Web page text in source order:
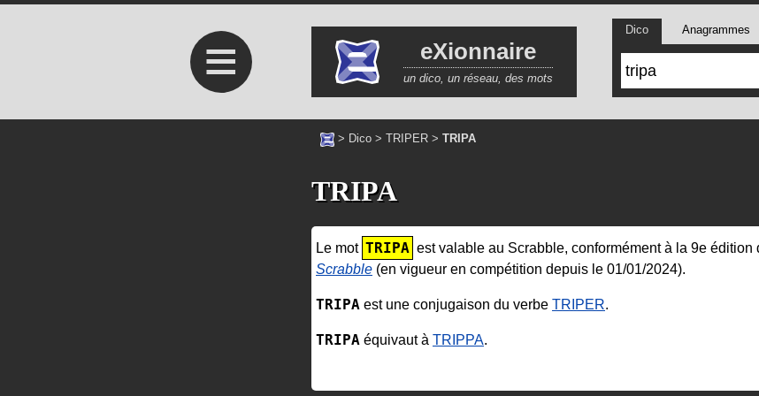
≡ eXionnaire
un dico, un réseau, des mots
Dico Anagrammes
> Dico > TRIPER > TRIPA
TRIPA
Le mot TRIPA est valable au Scrabble, conformément à la 9e édition
Scrabble (en vigueur en compétition depuis le 01/01/2024).
TRIPA est une conjugaison du verbe TRIPER.
TRIPA équivaut à TRIPPA.